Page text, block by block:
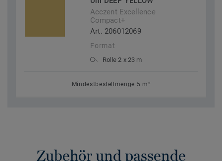
Acczent Excellence
Compact+
Art. 206012069
Format
Rolle 2 x 23 m
Mindestbestellmenge 5 m²
Zubehör und passende